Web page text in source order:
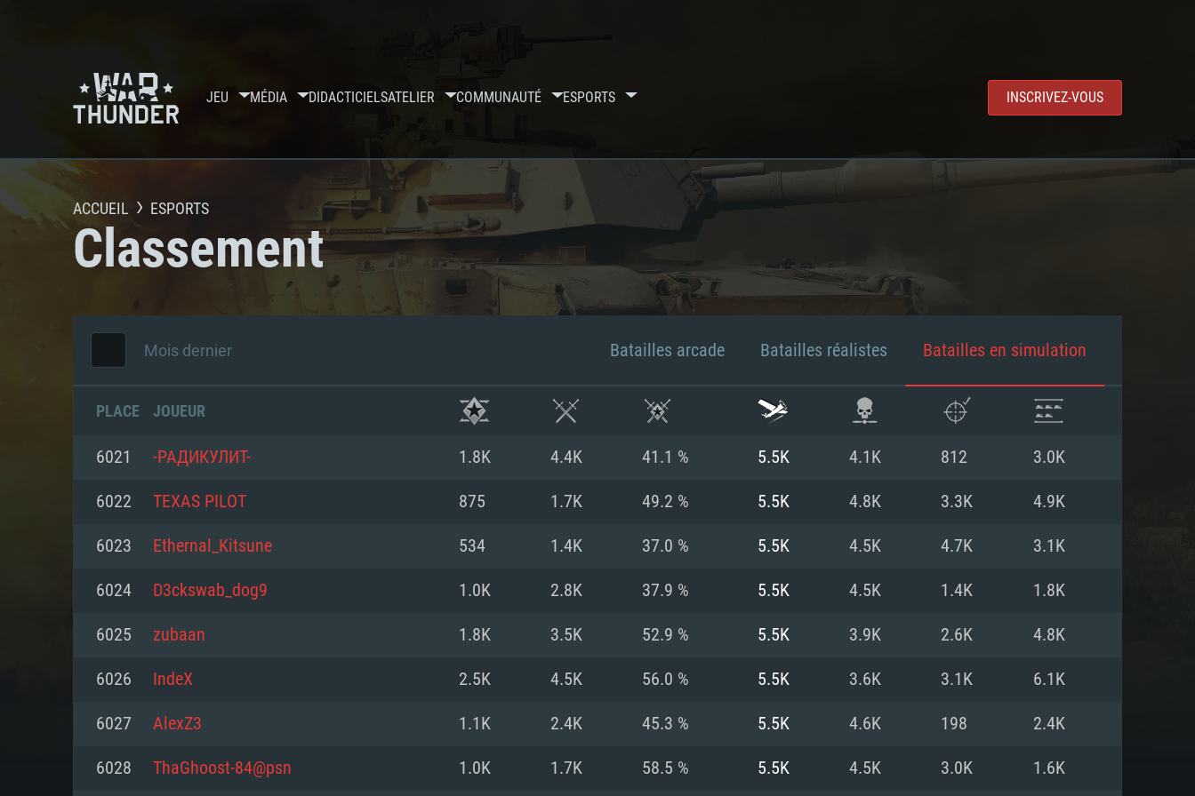
JEU MÉDIA DIDACTICIELSATELIER COMMUNAUTÉ ESPORTS INSCRIVEZ-VOUS
CONFIGURATION SYSTÈME REQUISE
ACCUEIL ESPORTS
Classement
Mois dernier Batailles arcade Batailles réalistes Batailles en simulation
PLACE JOUEUR
6021 -РАДИКУЛИТ- 1.8K 4.4K 41.1 % 5.5K 4.1K 812 3.0K
6022 TEXAS PILOT 875 1.7K 49.2 % 5.5K 4.8K 3.3K 4.9K
6023 Ethernal_Kitsune 534 1.4K 37.0 % 5.5K 4.5K 4.7K 3.1K
6024 D3ckswab_dog9 1.0K 2.8K 37.9 % 5.5K 4.5K 1.4K 1.8K
6025 zubaan 1.8K 3.5K 52.9 % 5.5K 3.9K 2.6K 4.8K
6026 IndeX 2.5K 4.5K 56.0 % 5.5K 3.6K 3.1K 6.1K
6027 AlexZ3 1.1K 2.4K 45.3 % 5.5K 4.6K 198 2.4K
6028 ThaGhoost-84@psn 1.0K 1.7K 58.5 % 5.5K 4.5K 3.0K 1.6K